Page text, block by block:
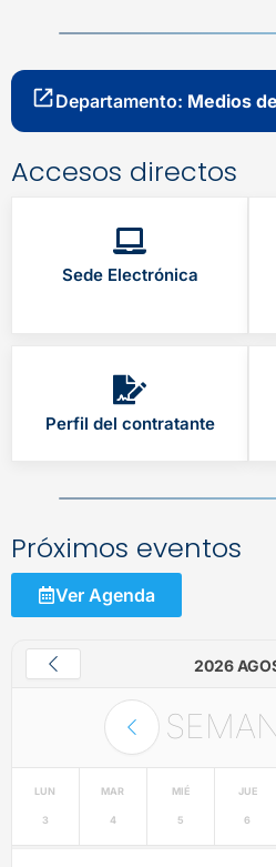
Departamento: Medios
Accesos directos
Sede Electrónica
Perfil del contratante
Próximos eventos
Ver Agenda
2026
LUN
3
MAR
4
MIÉ
5
JUE
6